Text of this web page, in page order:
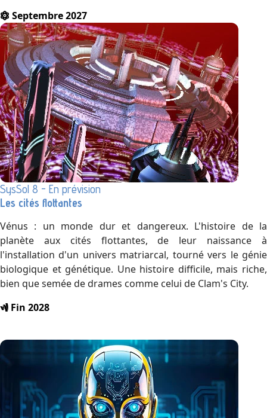
Septembre 2027
SysSol 8 - En prévision
Les cités flottantes
Vénus : un monde dur et dangereux. L'histoire de la
planète aux cités flottantes, de leur naissance à
l'installation d'un univers matriarcal, tourné vers le génie
biologique et génétique. Une histoire difficile, mais riche,
bien que semée de drames comme celui de Clam's City.
Fin 2028